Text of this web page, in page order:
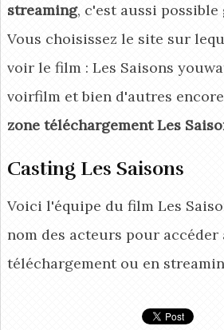
streaming, c'est aussi
Vous choisissez le site sur
voir le film : Les Saisons
voirfilm et bien d'autres
zone téléchargement Les
Casting Les Saisons
Voici l'équipe du film Les
nom des acteurs pour
téléchargement ou en